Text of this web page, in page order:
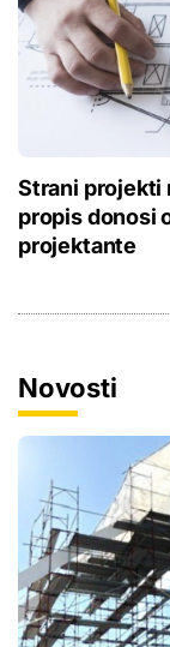
Strani projekti
propis donosi
projektante
Novosti